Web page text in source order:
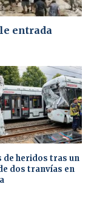
entrada
de heridos tras un
dos tranvías en